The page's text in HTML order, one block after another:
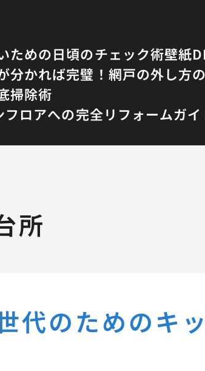
ための日頃のチェック術壁紙
分かれば完璧！網戸の外し方
掃除術
ロアへの完全リフォームガイ
所
代のためのキ